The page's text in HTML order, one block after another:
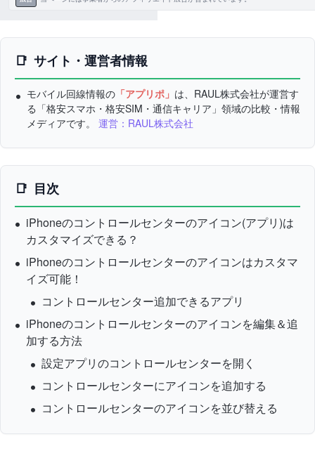
サイト・運営者情報
モバイル回線情報の 「アプリポ」 は、RAUL株式会社が運営す
る「格安スマホ・格安SIM・通信キャリア」領域の比較・情報
メディアです。 運営：RAUL株式会社
目次
iPhoneのコントロールセンターのアイコン(アプリ)は
カスタマイズできる？
iPhoneのコントロールセンターのアイコンはカスタマ
イズ可能！
コントロールセンター追加できるアプリ
iPhoneのコントロールセンターのアイコンを編集＆追
加する方法
設定アプリのコントロールセンターを開く
コントロールセンターにアイコンを追加する
コントロールセンターのアイコンを並び替える